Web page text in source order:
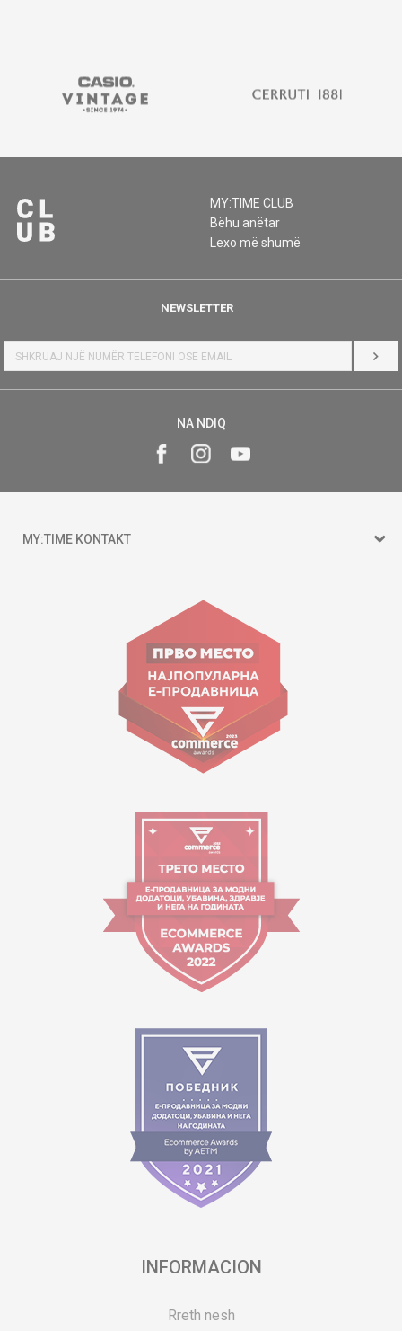
MY:TIME CLUB
Bëhu anëtar
Lexo më shumë
NEWSLETTER
HYR
NA NDIQ
MY:TIME KONTAKT
Goce Nikolovski 74 Shkup
contact@mytime.mk
Orari i punës:
09:00 - 17:00
INFORMACION
Rreth nesh